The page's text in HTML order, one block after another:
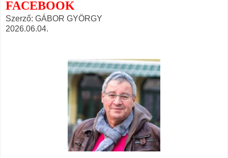
FACEBOOK
Szerző: GÁBOR GYÖRGY
2026.06.04.